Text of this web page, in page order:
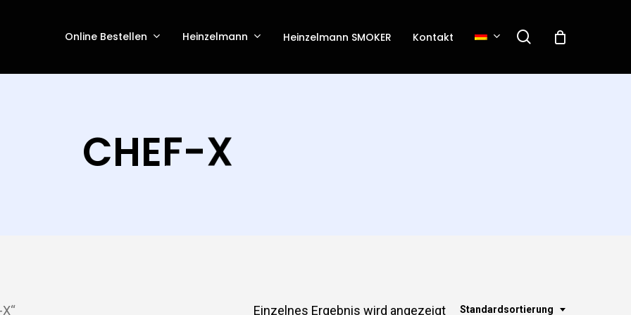
Online Bestellen Heinzelmann Heinzelmann SMOKER Kontakt search
CHEF-X
Standardsortierung
Einzelnes Ergebnis wird angezeigt